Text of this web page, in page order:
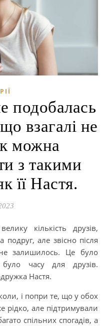
подобалась
взагалі не
можна
з такими
її Настя.
подруг, але звісно після
залишилось. Це було
часу для друзів.
Настя.
і попри те, що у обох
рідко, але підтримували
спільних спогадів, а